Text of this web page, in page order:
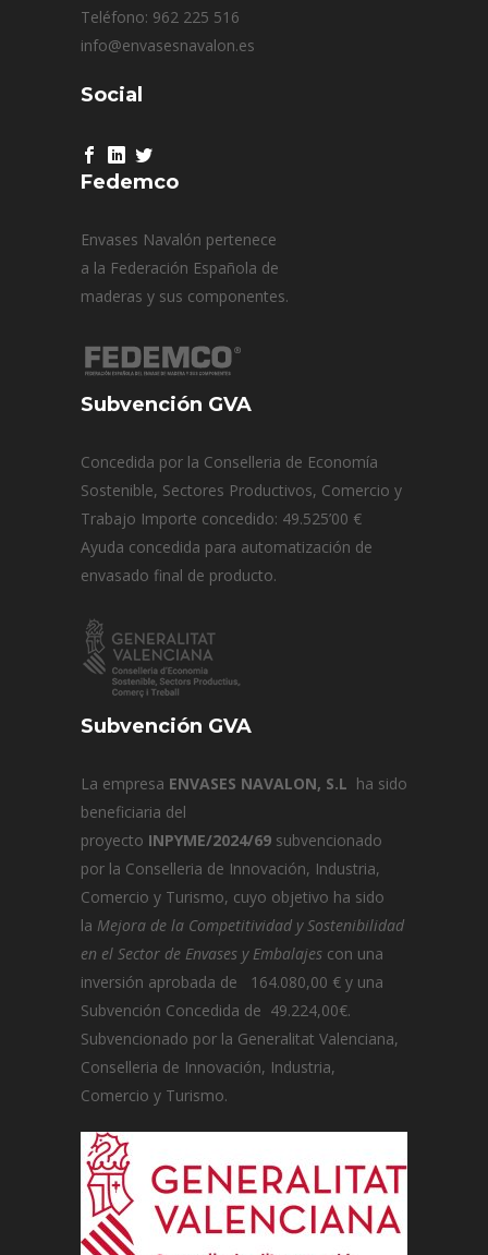
Teléfono: 962 225 516
info@envasesnavalon.es
Social
Fedemco
Envases Navalón pertenece
a la Federación Española de
maderas y sus componentes.
Subvención GVA
Concedida por la Conselleria de Economía
Sostenible, Sectores Productivos, Comercio y
Trabajo Importe concedido: 49.525’00 €
Ayuda concedida para automatización de
envasado final de producto.
Subvención GVA
La empresa ENVASES NAVALON, S.L ha sido
beneficiaria del
proyecto INPYME/2024/69 subvencionado
por la Conselleria de Innovación, Industria,
Comercio y Turismo, cuyo objetivo ha sido
la Mejora de la Competitividad y Sostenibilidad
en el Sector de Envases y Embalajes con una
inversión aprobada de 164.080,00 € y una
Subvención Concedida de 49.224,00€.
Subvencionado por la Generalitat Valenciana,
Conselleria de Innovación, Industria,
Comercio y Turismo.